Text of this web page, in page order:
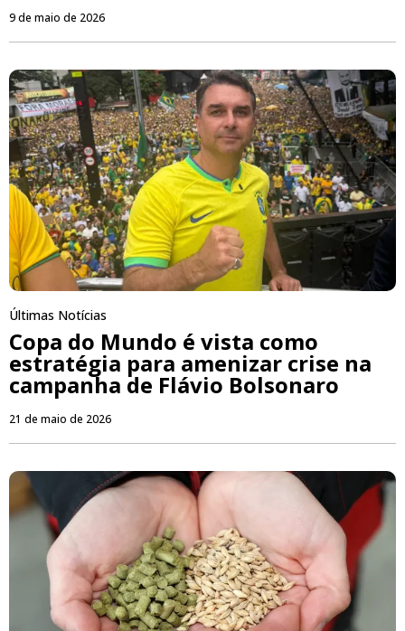
9 de maio de 2026
Últimas Notícias
Copa do Mundo é vista como
estratégia para amenizar crise na
campanha de Flávio Bolsonaro
21 de maio de 2026